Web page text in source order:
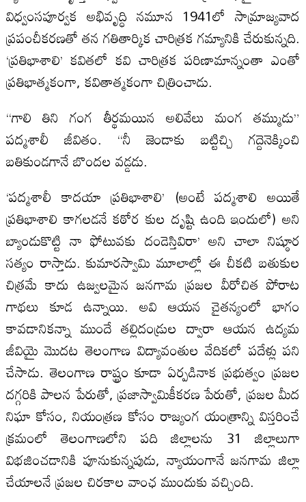
విధ్వంసపూర్వక అభివృద్ధి నమూన 1941లో సామ్రాజ్యవాద
ప్రపంచీకరణతో తన గతితార్కిక చారిత్రక గమ్యానికి చేరుకున్నది.
‘ప్రతిభాశాలి’ కవితలో కవి చారిత్రక పరిణామాన్నంతా ఎంతో
ప్రతిభాత్మకంగా, కవితాత్మకంగా చిత్రించాడు.
“గాలి తిని గంగ తీర్థమయిన అలివేలు మంగ తమ్ముడు”
పద్మశాలీ జీవితం. “నీ జెండాకు బట్టిచ్చి గద్దెనెక్కించి
బతికుండగానే బొందల వడ్డడు.
‘పద్మశాలీ కాదయా ప్రతిభాశాలి’ (అంటే పద్మశాలి అయితే
ప్రతిభాశాలి కాగలడనే కఠోర కుల దృష్టి ఉంది ఇందులో) అని
బ్యాండుకొట్టి నా ఫోటువకు దండెస్తివిరా’ అని చాలా నిష్ఠూర
సత్యం రాస్తాడు. కుమారస్వామి మూలాల్లో ఈ చీకటి బతుకుల
చిత్రమే కాదు ఉజ్వలమైన జనగామ ప్రజల వీరోచిత పోరాట
గాథలు కూడ ఉన్నాయి. అవి ఆయన చైతన్యంలో భాగం
కావడానికన్నా ముందే తల్లిదండ్రుల ద్వారా ఆయన ఉద్యమ
జీవియై మొదట తెలంగాణ విద్యావంతుల వేదికలో పదేళ్లు పని
చేసాడు. తెలంగాణ రాష్ట్రం కూడా ఏర్పడినాక ప్రభుత్వం ప్రజల
దగ్గరికి పాలన పేరుతో, ప్రజాస్వామికీకరణ పేరుతో, ప్రజల మీద
నిఘా కోసం, నియంత్రణ కోసం రాజ్యంగ యంత్రాన్ని విస్తరించే
క్రమంలో తెలంగాణలోని పది జిల్లాలను 31 జిల్లాలుగా
విభజించడానికి పూనుకున్నపుడు, న్యాయంగానే జనగామ జిల్లా
చేయాలనే ప్రజల చిరకాల వాంఛ ముందుకు వచ్చింది.